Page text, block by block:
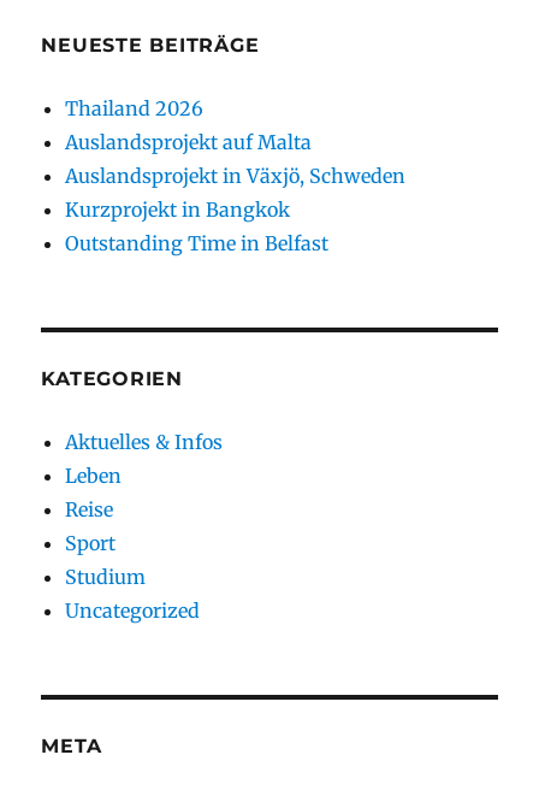
NEUESTE BEITRÄGE
Thailand 2026
Auslandsprojekt auf Malta
Auslandsprojekt in Växjö, Schweden
Kurzprojekt in Bangkok
Outstanding Time in Belfast
KATEGORIEN
Aktuelles & Infos
Leben
Reise
Sport
Studium
Uncategorized
META